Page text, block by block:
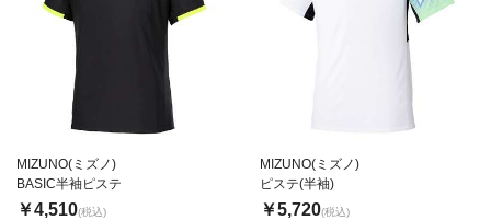
MIZUNO(ミズノ)
BASIC半袖ピステ
￥4,510(税込)
MIZUNO(ミズノ)
ピステ(半袖)
￥5,720(税込)